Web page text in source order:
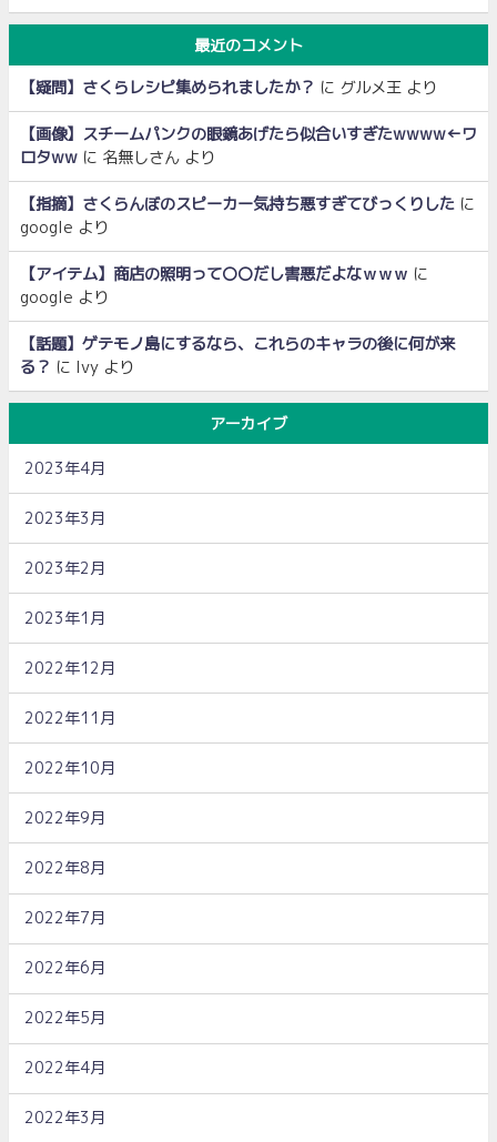
最近のコメント
【疑問】さくらレシピ集められましたか？ に グルメ王 より
【画像】スチームパンクの眼鏡あげたら似合いすぎたwwww←ワ
ロタww に 名無しさん より
【指摘】さくらんぼのスピーカー気持ち悪すぎてびっくりした に
google より
【アイテム】商店の照明って〇〇だし害悪だよなｗｗｗ に
google より
【話題】ゲテモノ島にするなら、これらのキャラの後に何が来
る？ に Ivy より
アーカイブ
2023年4月
2023年3月
2023年2月
2023年1月
2022年12月
2022年11月
2022年10月
2022年9月
2022年8月
2022年7月
2022年6月
2022年5月
2022年4月
2022年3月